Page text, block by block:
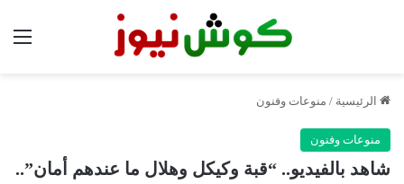
الرئيسية / منوعات وفنون
منوعات وفنون
شاهد بالفيديو.. “قبة وكيكل وهلال ما عندهم أمان”..